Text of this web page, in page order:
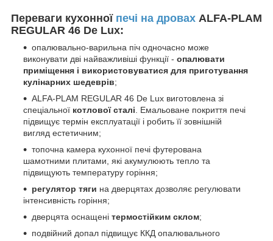
Переваги кухонної печі на дровах ALFA-PLAM
REGULAR 46 De Lux:
опалювально-варильна піч одночасно може
виконувати дві найважливіші функції - опалювати
приміщення і використовуватися для приготування
кулінарних шедеврів;
ALFA-PLAM REGULAR 46 De Lux виготовлена зі
спеціальної котлової сталі . Емальоване покриття печі
підвищує термін експлуатації і робить її зовнішній
вигляд естетичним;
топочна камера кухонної печі футерована
шамотними плитами, які акумулюють тепло та
підвищують температуру горіння;
регулятор тяги на дверцятах дозволяє регулювати
інтенсивність горіння;
дверцята оснащені термостійким склом;
подвійний допал підвищує ККД опалювального